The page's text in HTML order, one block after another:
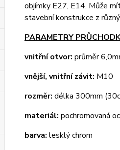
objímky E27, E14. Může
stavební konstrukce z
PARAMETRY
vnitřní otvor: průměr
vnější, vnitřní závit: M10
rozměr: délka 300mm
materiál: pochromovaná
barva: lesklý chrom